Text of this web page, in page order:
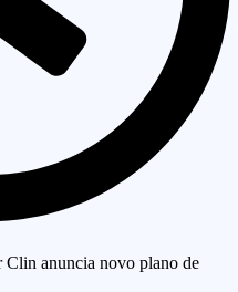
Clin anuncia novo plano de